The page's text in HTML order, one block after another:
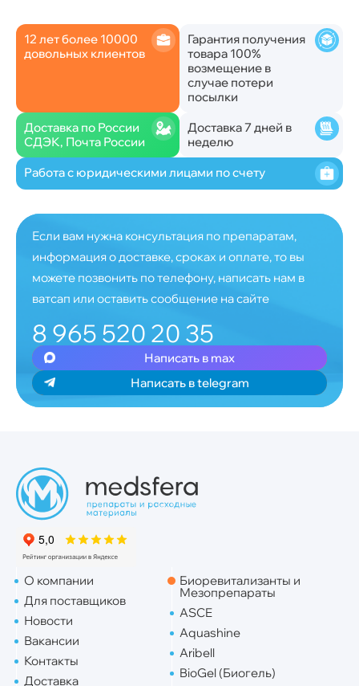
12 лет более 10000
довольных клиентов
Гарантия получения
товара 100%
возмещение в
случае потери
посылки
Доставка по России
СДЭК, Почта России
Доставка 7 дней в
неделю
Работа с юридическими лицами по счету
Если вам нужна консультация по препаратам,
информация о доставке, сроках и оплате, то вы
можете позвонить по телефону, написать нам в
ватсап или оставить сообщение на сайте
8 965 520 20 35
Написать в max
Написать в telegram
О компании
Для поставщиков
Новости
Вакансии
Контакты
Доставка
Биоревитализанты и
Мезопрепараты
ASCE
Aquashine
Aribell
BioGel (Биогель)